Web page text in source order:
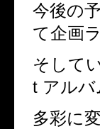
今後の
て企画
そして
t アルバ
多彩に